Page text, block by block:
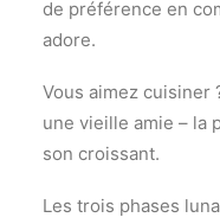
Les fleurs
Le Concept
Blog
Bio
de préférence en
adore.
Vous aimez cuisiner
une vieille amie – la
son croissant.
Les trois phases